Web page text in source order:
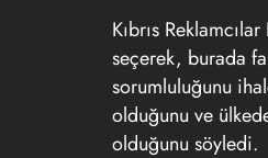
Kıbrıs
seçerek, burada
sorumluluğunu
olduğunu ve
olduğunu söyledi.